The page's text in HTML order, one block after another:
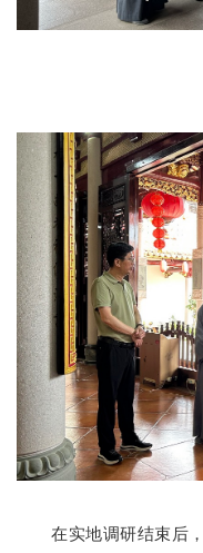
在实地调研结束后，